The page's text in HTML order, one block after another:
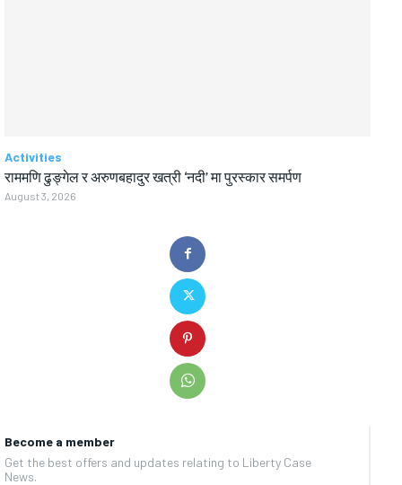
Become a member
Get the best offers and updates relating to Liberty Case
News.
Activities
राममणि ढुङ्गेल र अरुणबहादुर खत्री ‘नदी’ मा पुरस्कार समर्पण
August 3, 2026